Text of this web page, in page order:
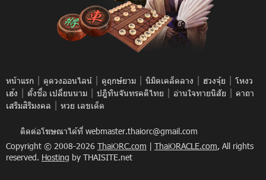
หน้าแรก | ดูดวงออนไลน์ | ดูฤกษ์ยาม | นิมิตเคล็ดลาง | ฮวงจุ้ย | โหงว
เฮ้ง | ตั้งชื่อ เปลี่ยนนาม | ปฎิทินจันทรคติไทย | อ่านใจทายนิสัย | คาถา
เสริมสิริมงคล | หวย เลขเด็ด
ติดต่อโฆษณาได้ที่ webmaster.thaiorc@gmail.com
Copyright © 2008-2026 ThaiORC.com | ThaiORACLE.com, All rights
reserved. Hosting by THAISITE.net